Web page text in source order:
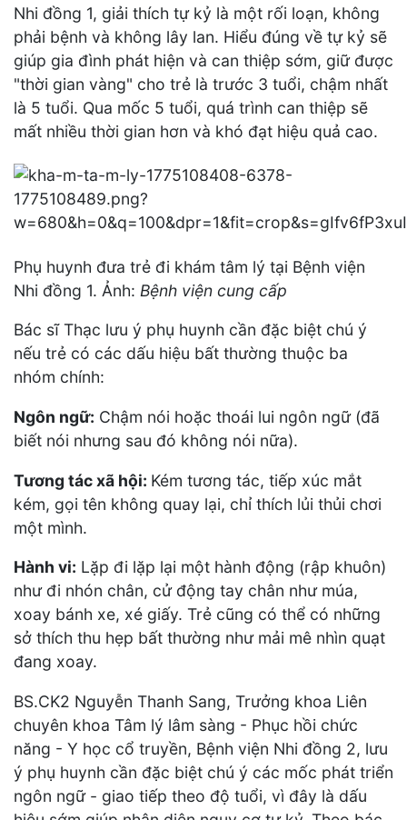
Nhi đồng 1, giải thích tự kỷ là một rối loạn, không
phải bệnh và không lây lan. Hiểu đúng về tự kỷ sẽ
giúp gia đình phát hiện và can thiệp sớm, giữ được
"thời gian vàng" cho trẻ là trước 3 tuổi, chậm nhất
là 5 tuổi. Qua mốc 5 tuổi, quá trình can thiệp sẽ
mất nhiều thời gian hơn và khó đạt hiệu quả cao.
Phụ huynh đưa trẻ đi khám tâm lý tại Bệnh viện
Nhi đồng 1. Ảnh: Bệnh viện cung cấp
Bác sĩ Thạc lưu ý phụ huynh cần đặc biệt chú ý
nếu trẻ có các dấu hiệu bất thường thuộc ba
nhóm chính:
Ngôn ngữ: Chậm nói hoặc thoái lui ngôn ngữ (đã
biết nói nhưng sau đó không nói nữa).
Tương tác xã hội: Kém tương tác, tiếp xúc mắt
kém, gọi tên không quay lại, chỉ thích lủi thủi chơi
một mình.
Hành vi: Lặp đi lặp lại một hành động (rập khuôn)
như đi nhón chân, cử động tay chân như múa,
xoay bánh xe, xé giấy. Trẻ cũng có thể có những
sở thích thu hẹp bất thường như mải mê nhìn quạt
đang xoay.
BS.CK2 Nguyễn Thanh Sang, Trưởng khoa Liên
chuyên khoa Tâm lý lâm sàng - Phục hồi chức
năng - Y học cổ truyền, Bệnh viện Nhi đồng 2, lưu
ý phụ huynh cần đặc biệt chú ý các mốc phát triển
ngôn ngữ - giao tiếp theo độ tuổi, vì đây là dấu